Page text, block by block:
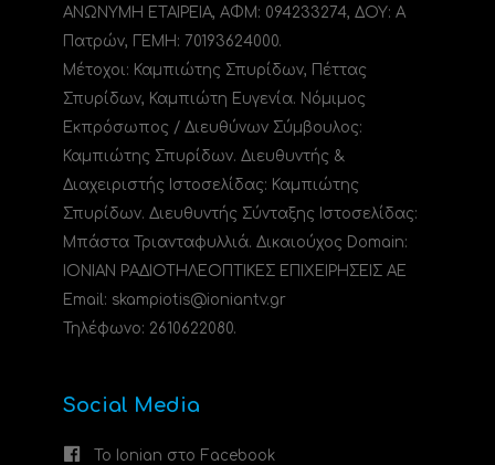
ΑΝΩΝΥΜΗ ΕΤΑΙΡΕΙΑ, ΑΦΜ: 094233274, ΔΟΥ: A
Πατρών, ΓΕΜΗ: 70193624000.
Μέτοχοι: Καμπιώτης Σπυρίδων, Πέττας
Σπυρίδων, Καμπιώτη Ευγενία. Νόμιμος
Εκπρόσωπος / Διευθύνων Σύμβουλος:
Καμπιώτης Σπυρίδων. Διευθυντής &
Διαχειριστής Ιστοσελίδας: Καμπιώτης
Σπυρίδων. Διευθυντής Σύνταξης Ιστοσελίδας:
Μπάστα Τριανταφυλλιά. Δικαιούχος Domain:
ΙΟΝΙΑΝ ΡΑΔΙΟΤΗΛΕΟΠΤΙΚΕΣ ΕΠΙΧΕΙΡΗΣΕΙΣ ΑΕ
Email: skampiotis@ioniantv.gr
Τηλέφωνο: 2610622080.
Social Media
Το Ionian στο Facebook